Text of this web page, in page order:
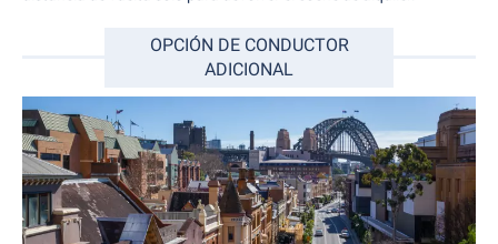
OPCIÓN DE CONDUCTOR
ADICIONAL